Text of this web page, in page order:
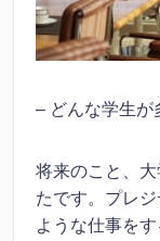
– どんな学生が
将来のこと、
たです。プレ
ような仕事を